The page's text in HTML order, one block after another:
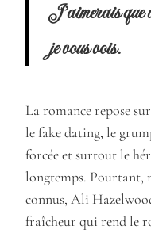
J’aimerais que
je vous vois.
La romance repose
le fake dating, le
forcée et surtout le
longtemps. Pourtant,
connus, Ali
fraîcheur qui rend le